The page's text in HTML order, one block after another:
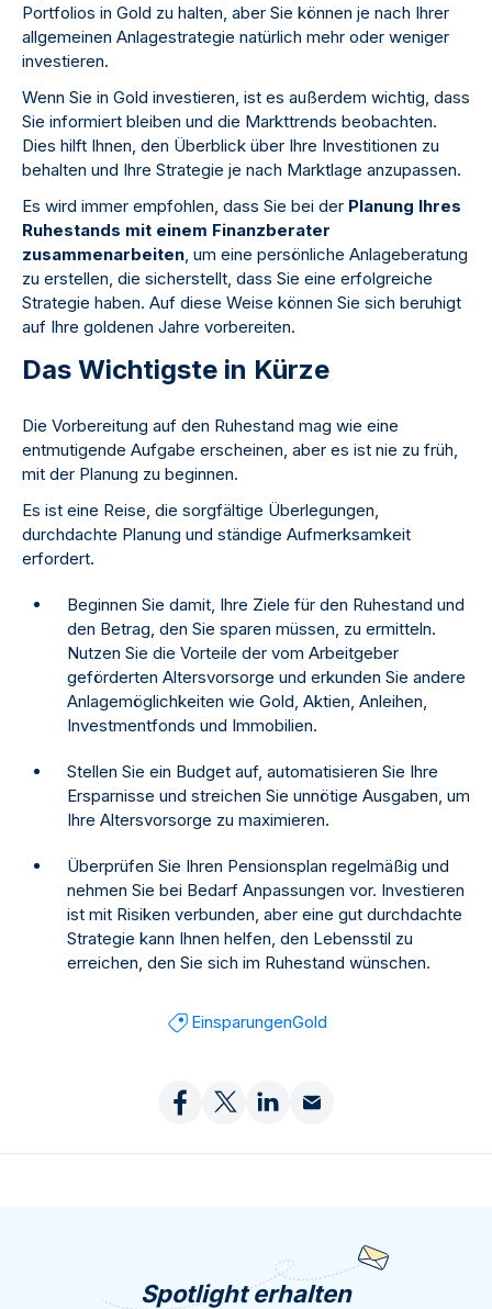
Portfolios in Gold zu halten, aber Sie können je nach Ihrer
allgemeinen Anlagestrategie natürlich mehr oder weniger
investieren.
Wenn Sie in Gold investieren, ist es außerdem wichtig, dass
Sie informiert bleiben und die Markttrends beobachten.
Dies hilft Ihnen, den Überblick über Ihre Investitionen zu
behalten und Ihre Strategie je nach Marktlage anzupassen.
Es wird immer empfohlen, dass Sie bei der Planung Ihres
Ruhestands mit einem Finanzberater
zusammenarbeiten, um eine persönliche Anlageberatung
zu erstellen, die sicherstellt, dass Sie eine erfolgreiche
Strategie haben. Auf diese Weise können Sie sich beruhigt
auf Ihre goldenen Jahre vorbereiten.
Das Wichtigste in Kürze
Die Vorbereitung auf den Ruhestand mag wie eine
entmutigende Aufgabe erscheinen, aber es ist nie zu früh,
mit der Planung zu beginnen.
Es ist eine Reise, die sorgfältige Überlegungen,
durchdachte Planung und ständige Aufmerksamkeit
erfordert.
Beginnen Sie damit, Ihre Ziele für den Ruhestand und
den Betrag, den Sie sparen müssen, zu ermitteln.
Nutzen Sie die Vorteile der vom Arbeitgeber
geförderten Altersvorsorge und erkunden Sie andere
Anlagemöglichkeiten wie Gold, Aktien, Anleihen,
Investmentfonds und Immobilien.
Stellen Sie ein Budget auf, automatisieren Sie Ihre
Ersparnisse und streichen Sie unnötige Ausgaben, um
Ihre Altersvorsorge zu maximieren.
Überprüfen Sie Ihren Pensionsplan regelmäßig und
nehmen Sie bei Bedarf Anpassungen vor. Investieren
ist mit Risiken verbunden, aber eine gut durchdachte
Strategie kann Ihnen helfen, den Lebensstil zu
erreichen, den Sie sich im Ruhestand wünschen.
EinsparungenGold
Spotlight erhalten